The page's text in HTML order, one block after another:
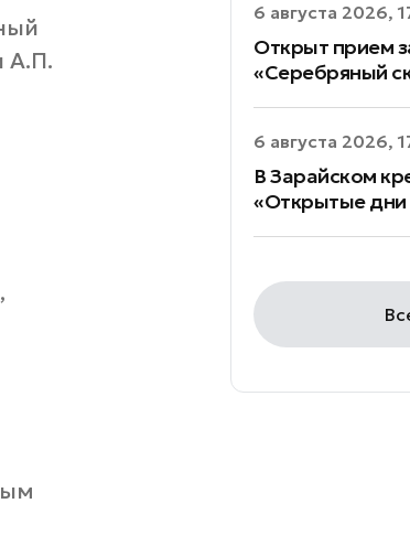
6 августа 2026,
Открыт прием
«Серебряный
6 августа 2026,
В Зарайском
«Открытые дни
А.П.